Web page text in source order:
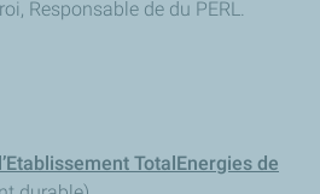
Responsable de du PERL.
TotalEnergies de